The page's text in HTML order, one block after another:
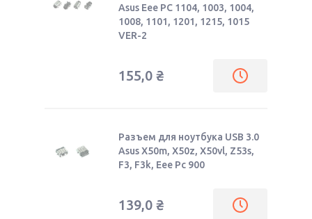
Asus Eee PC 1104, 1003, 1004,
1008, 1101, 1201, 1215, 1015
VER-2
155,0 ₴
Разъем для ноутбука USB 3.0
Asus X50m, X50z, X50vl, Z53s,
F3, F3k, Eee Pc 900
139,0 ₴